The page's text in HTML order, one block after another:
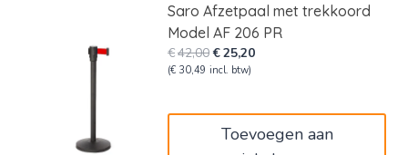
Saro Afzetpaal met trekkoord
Model AF 206 PR
€42,00Oorspronkelijke
prijs
€25,20Huidige
(€ 30,49 incl. btw)
Toevoegen aan